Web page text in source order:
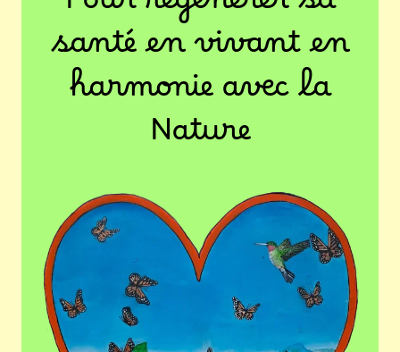
santé en vivant en
harmonie avec la
Nature